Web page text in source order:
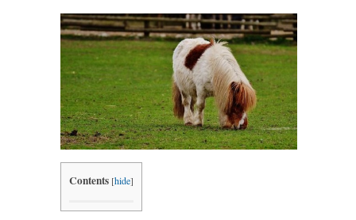
Contents [hide]